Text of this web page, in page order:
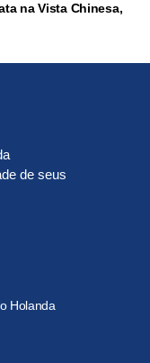
na Vista Chinesa,
de seus
Holanda